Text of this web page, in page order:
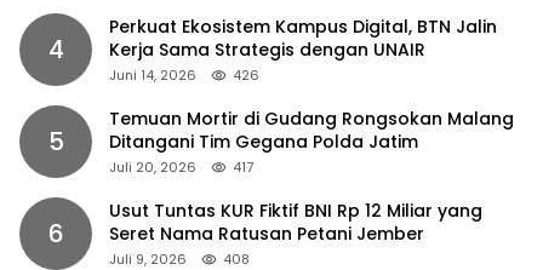
4
Perkuat Ekosistem Kampus Digital, BTN Jalin
Kerja Sama Strategis dengan UNAIR
Juni 14, 2026 426
5
Temuan Mortir di Gudang Rongsokan Malang
Ditangani Tim Gegana Polda Jatim
Juli 20, 2026 417
6
Usut Tuntas KUR Fiktif BNI Rp 12 Miliar yang
Seret Nama Ratusan Petani Jember
Juli 9, 2026 408